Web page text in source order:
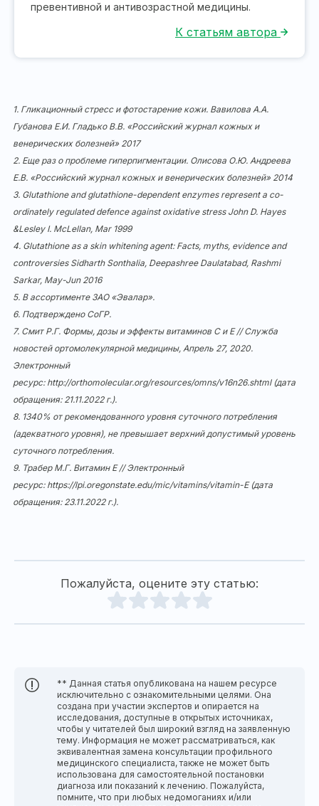
превентивной и антивозрастной медицины.
К статьям автора
1. Гликационный стресс и фотостарение кожи. Вавилова А.А.
Губанова Е.И. Гладько В.В. «Российский журнал кожных и
венерических болезней» 2017
2. Еще раз о проблеме гиперпигментации. Олисова О.Ю. Андреева
Е.В. «Российский журнал кожных и венерических болезней» 2014
3. Glutathione and glutathione-dependent enzymes represent a co-
ordinately regulated defence against oxidative stress John D. Hayes
&Lesley I. McLellan, Mar 1999
4. Glutathione as a skin whitening agent: Facts, myths, evidence and
controversies Sidharth Sonthalia, Deepashree Daulatabad, Rashmi
Sarkar, May-Jun 2016
5. В ассортименте ЗАО «Эвалар».
6. Подтверждено СоГР.
7. Смит Р.Г. Формы, дозы и эффекты витаминов С и Е // Служба
новостей ортомолекулярной медицины, Апрель 27, 2020.
Электронный
ресурс: http://orthomolecular.org/resources/omns/v16n26.shtml(дата
обращения: 21.11.2022 г.).
8. 1340% от рекомендованного уровня суточного потребления
(адекватного уровня), не превышает верхний допустимый уровень
суточного потребления.
9. Трабер М.Г. Витамин Е // Электронный
ресурс: https://lpi.oregonstate.edu/mic/vitamins/vitamin-E(дата
обращения: 23.11.2022 г.).
Пожалуйста, оцените эту статью:
** Данная статья опубликована на нашем ресурсе
исключительно с ознакомительными целями. Она
создана при участии экспертов и опирается на
исследования, доступные в открытых источниках,
чтобы у читателей был широкий взгляд на заявленную
тему. Информация не может рассматриваться, как
эквивалентная замена консультации профильного
медицинского специалиста, также не может быть
использована для самостоятельной постановки
диагноза или показаний к лечению. Пожалуйста,
помните, что при любых недомоганиях и/или